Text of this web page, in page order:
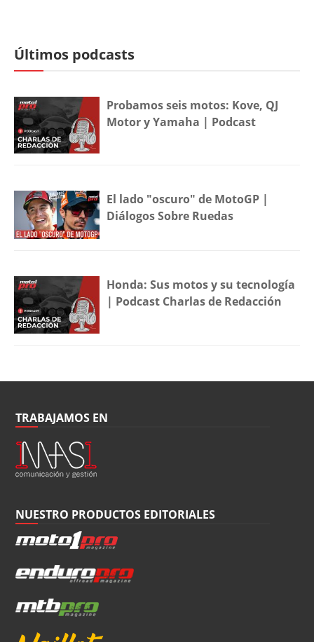
Últimos podcasts
Probamos seis motos: Kove, QJ
Motor y Yamaha | Podcast
El lado "oscuro" de MotoGP |
Diálogos Sobre Ruedas
Honda: Sus motos y su tecnología
| Podcast Charlas de Redacción
TRABAJAMOS EN
NUESTRO PRODUCTOS EDITORIALES